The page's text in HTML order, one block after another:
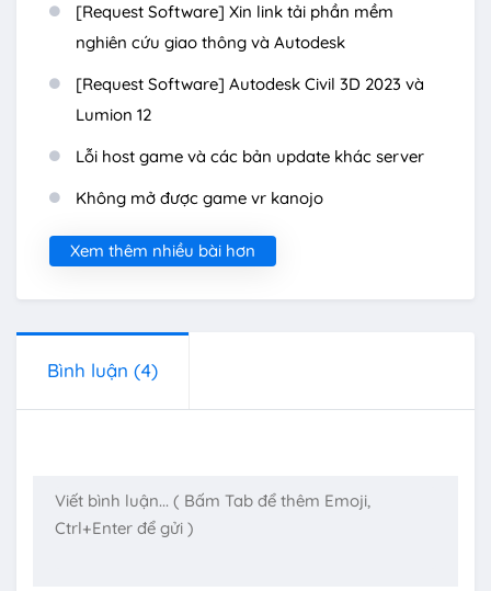
[Request Software] Xin link tải phần mềm
nghiên cứu giao thông và Autodesk
[Request Software] Autodesk Civil 3D 2023 và
Lumion 12
Lỗi host game và các bản update khác server
Không mở được game vr kanojo
Xem thêm nhiều bài hơn
Bình luận (4)